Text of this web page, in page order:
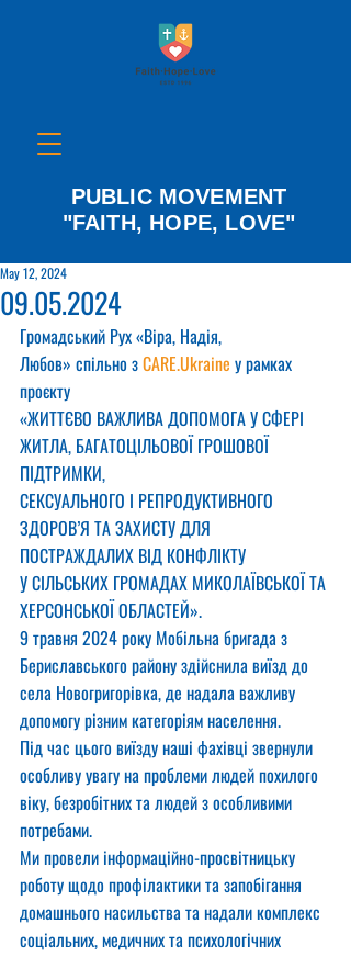
PUBLIC MOVEMENT
"FAITH, HOPE, LOVE"
09.05.2024
May 12, 2024
Громадський Рух «Віра, Надія,
Любов» спільно з CARE.Ukraine у рамках
проєкту
«ЖИТТЄВО ВАЖЛИВА ДОПОМОГА У СФЕРІ
ЖИТЛА, БАГАТОЦІЛЬОВОЇ ГРОШОВОЇ
ПІДТРИМКИ,
СЕКСУАЛЬНОГО І РЕПРОДУКТИВНОГО
ЗДОРОВ’Я ТА ЗАХИСТУ ДЛЯ
ПОСТРАЖДАЛИХ ВІД КОНФЛІКТУ
У СІЛЬСЬКИХ ГРОМАДАХ МИКОЛАЇВСЬКОЇ ТА
ХЕРСОНСЬКОЇ ОБЛАСТЕЙ».
9 травня 2024 року Мобільна бригада з
Бериславського району здійснила виїзд до
села Новогригорівка, де надала важливу
допомогу різним категоріям населення.
Під час цього виїзду наші фахівці звернули
особливу увагу на проблеми людей похилого
віку, безробітних та людей з особливими
потребами.
Ми провели інформаційно-просвітницьку
роботу щодо профілактики та запобігання
домашнього насильства та надали комплекс
соціальних, медичних та психологічних